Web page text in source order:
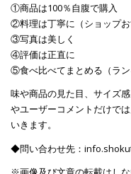
①商品は100％自腹で購入
②料理は丁寧に（ショップお
③写真は美しく
④評価は正直に
⑤食べ比べてまとめる（ラン
味や商品の見た目、サイズ
やユーザーコメントだけで
いきます。
◆問い合わせ先：